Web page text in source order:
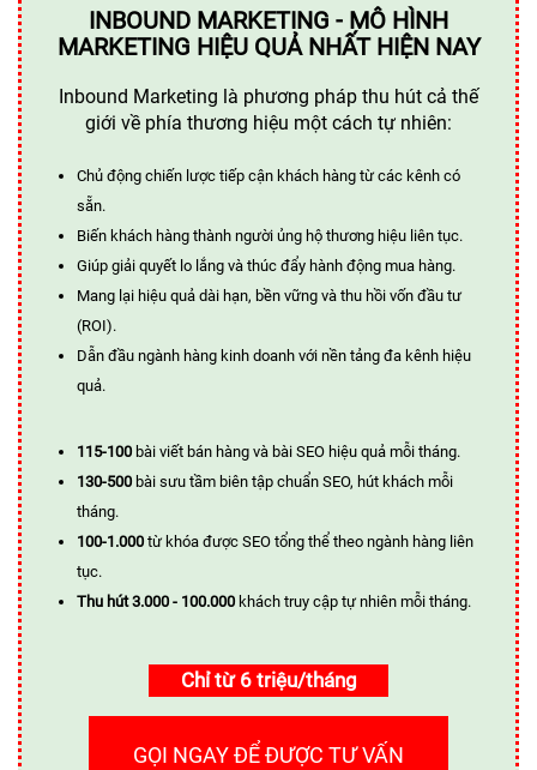
INBOUND MARKETING - MÔ HÌNH
MARKETING HIỆU QUẢ NHẤT HIỆN NAY
Inbound Marketing là phương pháp thu hút cả thế
giới về phía thương hiệu một cách tự nhiên:
Chủ động chiến lược tiếp cận khách hàng từ các kênh có
sẵn.
Biến khách hàng thành người ủng hộ thương hiệu liên tục.
Giúp giải quyết lo lắng và thúc đẩy hành động mua hàng.
Mang lại hiệu quả dài hạn, bền vững và thu hồi vốn đầu tư
(ROI).
Dẫn đầu ngành hàng kinh doanh với nền tảng đa kênh hiệu
quả.
115-100 bài viết bán hàng và bài SEO hiệu quả mỗi tháng.
130-500 bài sưu tầm biên tập chuẩn SEO, hút khách mỗi
tháng.
100-1.000 từ khóa được SEO tổng thể theo ngành hàng liên
tục.
Thu hút 3.000 - 100.000 khách truy cập tự nhiên mỗi tháng.
Chỉ từ 6 triệu/tháng
GỌI NGAY ĐỂ ĐƯỢC TƯ VẤN